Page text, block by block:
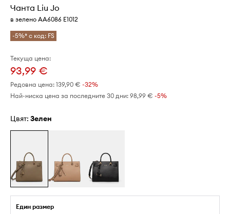
Чанта Liu Jo
в зелено AA6086 E1012
-5%* с код: FS
Текуща цена:
93,99 €
Редовна цена: 139,90 € -32%
Най-ниска цена за последните 30 дни: 98,99 € -5%
Цвят: зелен
Един размер